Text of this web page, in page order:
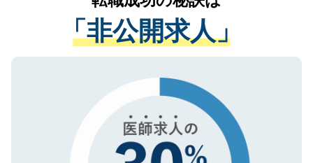
管理基準を満たした事業者のみに付与され
る、プライバシーマークを取得済みです。
ご登録いただいた個人情報は、SSL（デー
で、機密保持に関してもご安心ください。
経験をまじえながら、適切なアドバイスを
させていただきます。すぐにご転職をされ
ない方には、長期的なサポートが可能です
ので、まずはご登録ください。
「非公開求人」